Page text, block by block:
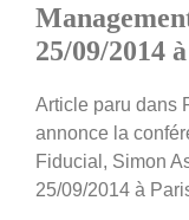
25/09/2014
Article paru dans
annonce la
Fiducial, Simon
25/09/2014 à